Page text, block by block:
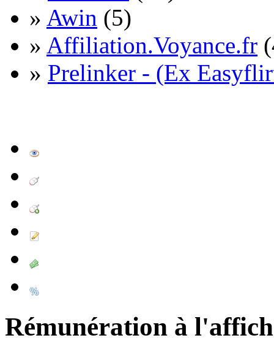
» Awin (5)
» Affiliation.Voyance.fr
» Prelinker - (Ex
Rémunération à